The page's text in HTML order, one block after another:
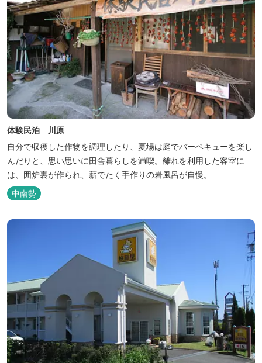
体験民泊 川原
自分で収穫した作物を調理したり、夏場は庭でバーベキューを楽し
んだりと、思い思いに田舎暮らしを満喫。離れを利用した客室に
は、囲炉裏が作られ、薪でたく手作りの岩風呂が自慢。
中南勢